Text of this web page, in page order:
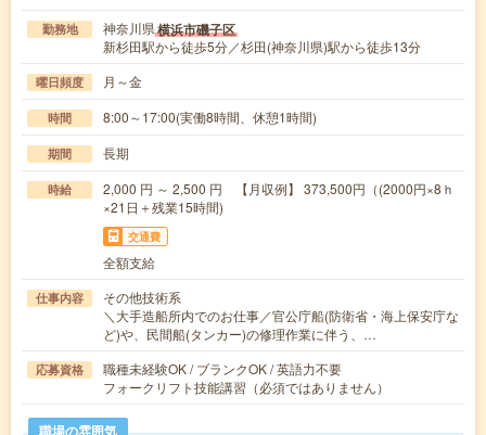
勤務地 神奈川県横浜市磯子区
新杉田駅から徒歩5分／杉田(神奈川県)駅から徒歩13分
曜日頻度 月～金
時間 8:00～17:00(実働8時間、休憩1時間)
期間 長期
時給
2,000 円 ～ 2,500 円 【月収例】 373,500円（(2000円×8ｈ
×21日＋残業15時間)
交通費
全額支給
仕事内容
その他技術系
＼大手造船所内でのお仕事／官公庁船(防衛省・海上保安庁な
ど)や、民間船(タンカー)の修理作業に伴う、…
応募資格
職種未経験OK / ブランクOK / 英語力不要
フォークリフト技能講習（必須ではありません）
職場の雰囲気